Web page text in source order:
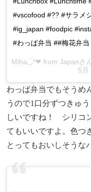
#vscofood #?? #サラメ
#ig_japan #foodpic
#わっぱ弁当 ##梅花弁
Miha◡̈*❤︎ from Japanさ
5月
わっぱ弁当でもそうめ
うので1口分ずつきゅ
しいですね！ シリコ
てもいいですよ。色つ
とってもおいしそうな